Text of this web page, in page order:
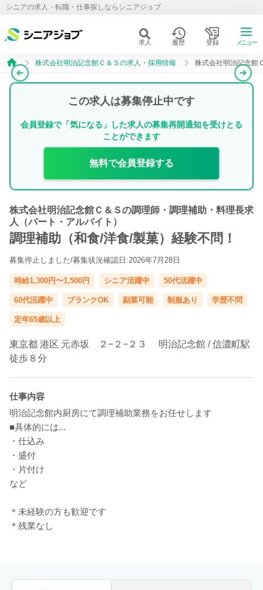
シニアの求人・転職・仕事探しならシニアジョブ
求人 履歴 登録 メニュー
株式会社明治記念館Ｃ＆Ｓの求人・採用情報 株式会社明治記念館
この求人は募集停止中です
会員登録で「気になる」した求人の募集再開通知を受けとる
ことができます
無料で会員登録する
株式会社明治記念館Ｃ＆Ｓの調理師・調理補助・料理長求
人（パート・アルバイト）
調理補助（和食/洋食/製菓）経験不問！
募集停止しました/募集状況確認日:2026年7月28日
時給1,300円〜1,500円 シニア活躍中 50代活躍中
60代活躍中 ブランクOK 副業可能 制服あり 学歴不問
定年65歳以上
東京都 港区 元赤坂 ２−２−２３ 明治記念館 /信濃町駅
徒歩８分
仕事内容
明治記念館内厨房にて調理補助業務をお任せします
■具体的には...
・仕込み
・盛付
・片付け
など
＊未経験の方も歓迎です
＊残業なし